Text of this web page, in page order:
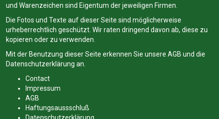
und Warenzeichen sind Eigentum der jeweiligen Firmen.
Die Fotos und Texte auf dieser Seite sind möglicherweise
urheberrechtlich geschützt. Wir raten dringend davon ab, diese zu
kopieren oder zu verwenden.
Mit der Benutzung dieser Seite erkennen Sie unsere AGB und die
Datenschutzerklärung an.
Contact
Impressum
AGB
Haftungsaussschluß
Datenschutzerklärung